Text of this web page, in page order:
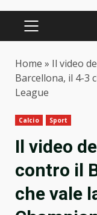
PRIMARY
Home » Il video
Barcellona, il 4-3
League
Calcio Sport
Il video
contro il
che vale